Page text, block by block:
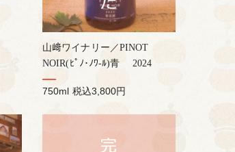
山﨑ワイナリー／PINOT
NOIR(ﾋﾟﾉ･ﾉﾜ-ﾙ)青 2024
750ml 税込3,800円